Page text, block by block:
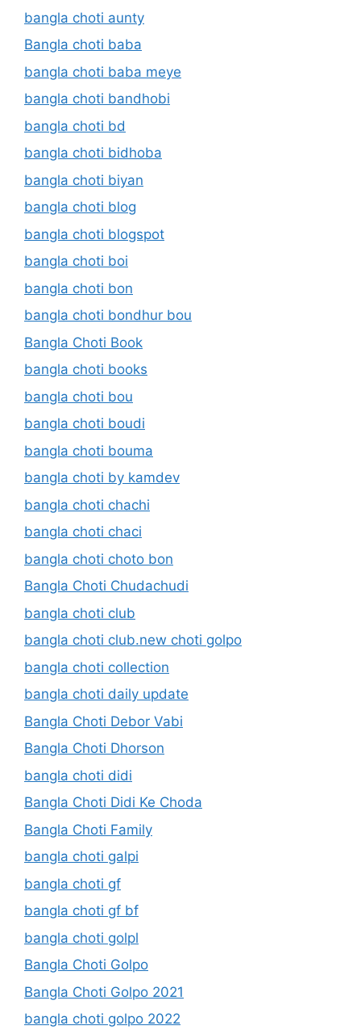
bangla choti aunty
Bangla choti baba
bangla choti baba meye
bangla choti bandhobi
bangla choti bd
bangla choti bidhoba
bangla choti biyan
bangla choti blog
bangla choti blogspot
bangla choti boi
bangla choti bon
bangla choti bondhur bou
Bangla Choti Book
bangla choti books
bangla choti bou
bangla choti boudi
bangla choti bouma
bangla choti by kamdev
bangla choti chachi
bangla choti chaci
bangla choti choto bon
Bangla Choti Chudachudi
bangla choti club
bangla choti club.new choti golpo
bangla choti collection
bangla choti daily update
Bangla Choti Debor Vabi
Bangla Choti Dhorson
bangla choti didi
Bangla Choti Didi Ke Choda
Bangla Choti Family
bangla choti galpi
bangla choti gf
bangla choti gf bf
bangla choti golpl
Bangla Choti Golpo
Bangla Choti Golpo 2021
bangla choti golpo 2022